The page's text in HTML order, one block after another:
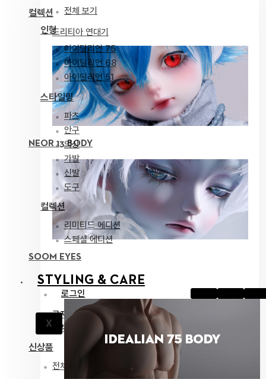
컬렉션
드리티아 연대기
NEOR 13 BODY
SOOM EYES
STYLING & CARE
로그인
X
공지
고객지원
신상품
전체 보기
전체 보기
인형
아이딜리언 75
아이딜리언 68
아이딜리언 51
스타일링
파츠
안구
의상
가발
신발
도구
컬렉션
리미티드 에디션
스페셜 에디션